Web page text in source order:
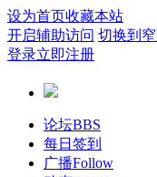
设为首页收藏本站
开启辅助访问 切换到
登录立即注册
论坛BBS
每日签到
广播Follow